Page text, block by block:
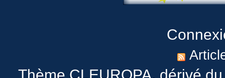
Thème CLEUROPA, dérivé